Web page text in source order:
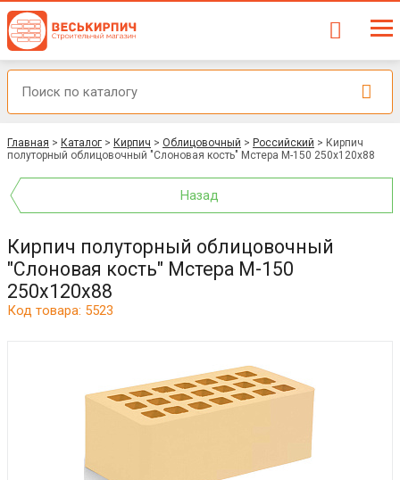
Главная > Каталог > Кирпич > Облицовочный > Российский > Кирпич
полуторный облицовочный "Слоновая кость" Мстера М-150 250x120x88
Назад
Кирпич полуторный облицовочный
"Слоновая кость" Мстера М-150
250x120x88
Код товара: 5523